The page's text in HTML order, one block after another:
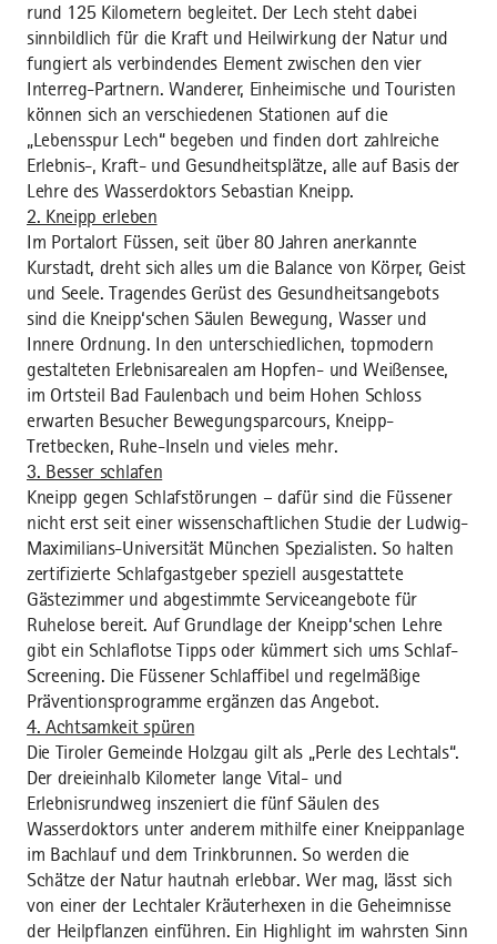
rund 125 Kilometern begleitet. Der Lech steht dabei
sinnbildlich für die Kraft und Heilwirkung der Natur und
fungiert als verbindendes Element zwischen den vier
Interreg-Partnern. Wanderer, Einheimische und Touristen
können sich an verschiedenen Stationen auf die
„Lebensspur Lech“ begeben und finden dort zahlreiche
Erlebnis-, Kraft- und Gesundheitsplätze, alle auf Basis der
Lehre des Wasserdoktors Sebastian Kneipp.
2. Kneipp erleben
Im Portalort Füssen, seit über 80 Jahren anerkannte
Kurstadt, dreht sich alles um die Balance von Körper, Geist
und Seele. Tragendes Gerüst des Gesundheitsangebots
sind die Kneipp‘schen Säulen Bewegung, Wasser und
Innere Ordnung. In den unterschiedlichen, topmodern
gestalteten Erlebnisarealen am Hopfen- und Weißensee,
im Ortsteil Bad Faulenbach und beim Hohen Schloss
erwarten Besucher Bewegungsparcours, Kneipp-
Tretbecken, Ruhe-Inseln und vieles mehr.
3. Besser schlafen
Kneipp gegen Schlafstörungen – dafür sind die Füssener
nicht erst seit einer wissenschaftlichen Studie der Ludwig-
Maximilians-Universität München Spezialisten. So halten
zertifizierte Schlafgastgeber speziell ausgestattete
Gästezimmer und abgestimmte Serviceangebote für
Ruhelose bereit. Auf Grundlage der Kneipp‘schen Lehre
gibt ein Schlaflotse Tipps oder kümmert sich ums Schlaf-
Screening. Die Füssener Schlaffibel und regelmäßige
Präventionsprogramme ergänzen das Angebot.
4. Achtsamkeit spüren
Die Tiroler Gemeinde Holzgau gilt als „Perle des Lechtals“.
Der dreieinhalb Kilometer lange Vital- und
Erlebnisrundweg inszeniert die fünf Säulen des
Wasserdoktors unter anderem mithilfe einer Kneippanlage
im Bachlauf und dem Trinkbrunnen. So werden die
Schätze der Natur hautnah erlebbar. Wer mag, lässt sich
von einer der Lechtaler Kräuterhexen in die Geheimnisse
der Heilpflanzen einführen. Ein Highlight im wahrsten Sinn